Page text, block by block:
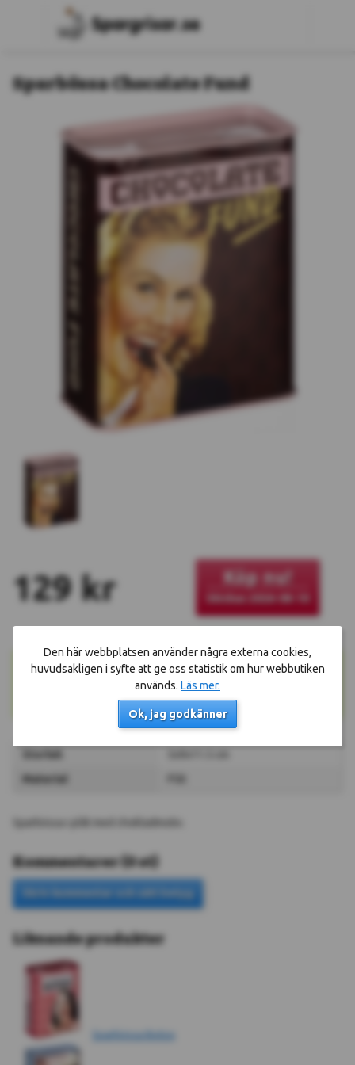
Sparbössa Chocolate Fund
129 kr Köp nu!
Öppet köp i90 dagarochkostnadsfri retur
per beställning
på köp över10000000 kr
Material
Kommentarer(0st)
Liknande produkter
Sparbössa Botox
Den här webbplatsen använder några externa cookies,
huvudsakligen i syfte att ge oss statistik om hur webbutiken
används. Läs mer.
Ok, jag godkänner